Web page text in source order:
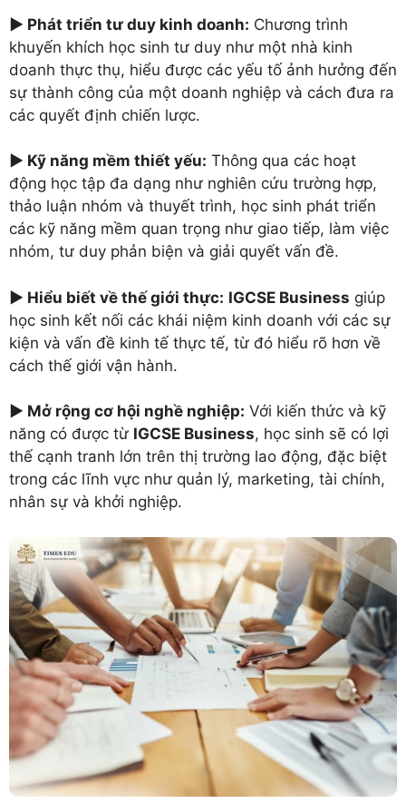
► Phát triển tư duy kinh doanh: Chương trình
khuyến khích học sinh tư duy như một nhà kinh
doanh thực thụ, hiểu được các yếu tố ảnh hưởng đến
sự thành công của một doanh nghiệp và cách đưa ra
các quyết định chiến lược.
► Kỹ năng mềm thiết yếu: Thông qua các hoạt
động học tập đa dạng như nghiên cứu trường hợp,
thảo luận nhóm và thuyết trình, học sinh phát triển
các kỹ năng mềm quan trọng như giao tiếp, làm việc
nhóm, tư duy phản biện và giải quyết vấn đề.
► Hiểu biết về thế giới thực: IGCSE Business giúp
học sinh kết nối các khái niệm kinh doanh với các sự
kiện và vấn đề kinh tế thực tế, từ đó hiểu rõ hơn về
cách thế giới vận hành.
► Mở rộng cơ hội nghề nghiệp: Với kiến thức và kỹ
năng có được từ IGCSE Business, học sinh sẽ có lợi
thế cạnh tranh lớn trên thị trường lao động, đặc biệt
trong các lĩnh vực như quản lý, marketing, tài chính,
nhân sự và khởi nghiệp.